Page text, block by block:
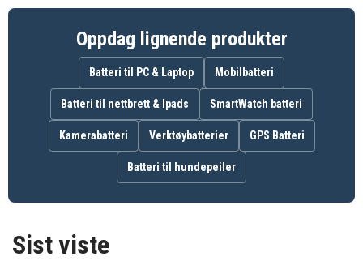
Dell N004L5300- Dell N004L7400- Dell N014L5300-
Dell N049L7400-
D1536FCN
Dell N078L7400-
D1716FCN
Oppdag lignende produkter
Batteri til PC & Laptop Mobilbatteri
Batteri til nettbrett & Ipads SmartWatch batteri
Kamerabatteri Verktøybatterier GPS Batteri
Batteri til hundepeiler
Sist viste